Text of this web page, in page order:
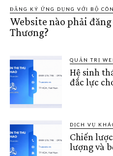
ĐĂNG KÝ ỨNG DỤNG VỚI BỘ
Website nào phải
Thương?
QUẢN TRỊ
Hệ sinh
đắc lực
DỊCH VỤ
Chiến
lượng và